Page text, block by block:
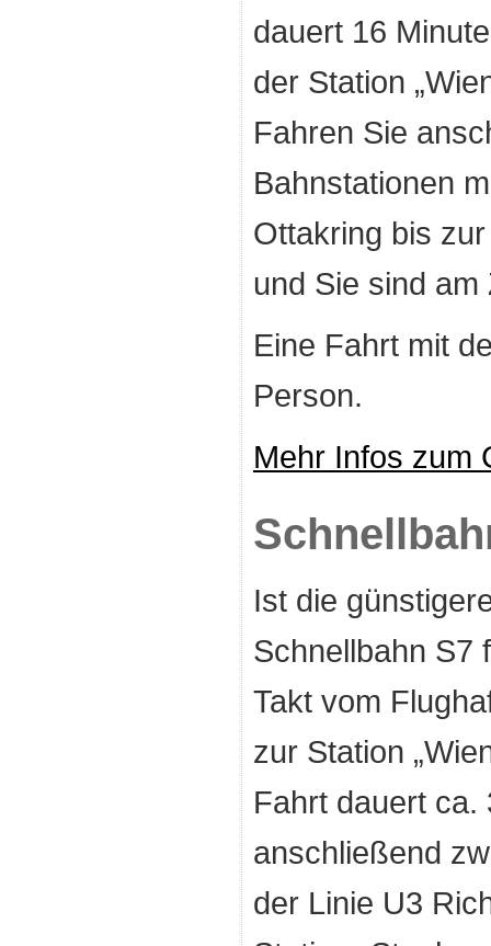
dauert 16
der Station
Fahren Sie
Bahnstationen
Ottakring bis
und Sie sind am
Eine Fahrt mit
Person.
Mehr Infos zum
Ist die
Schnellbahn S7
Takt vom
zur Station
Fahrt dauert ca.
anschließend
der Linie U3